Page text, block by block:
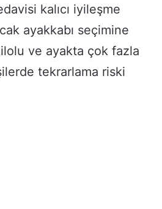
kalıcı iyileşme
ayakkabı seçimine
ve ayakta çok fazla
tekrarlama riski